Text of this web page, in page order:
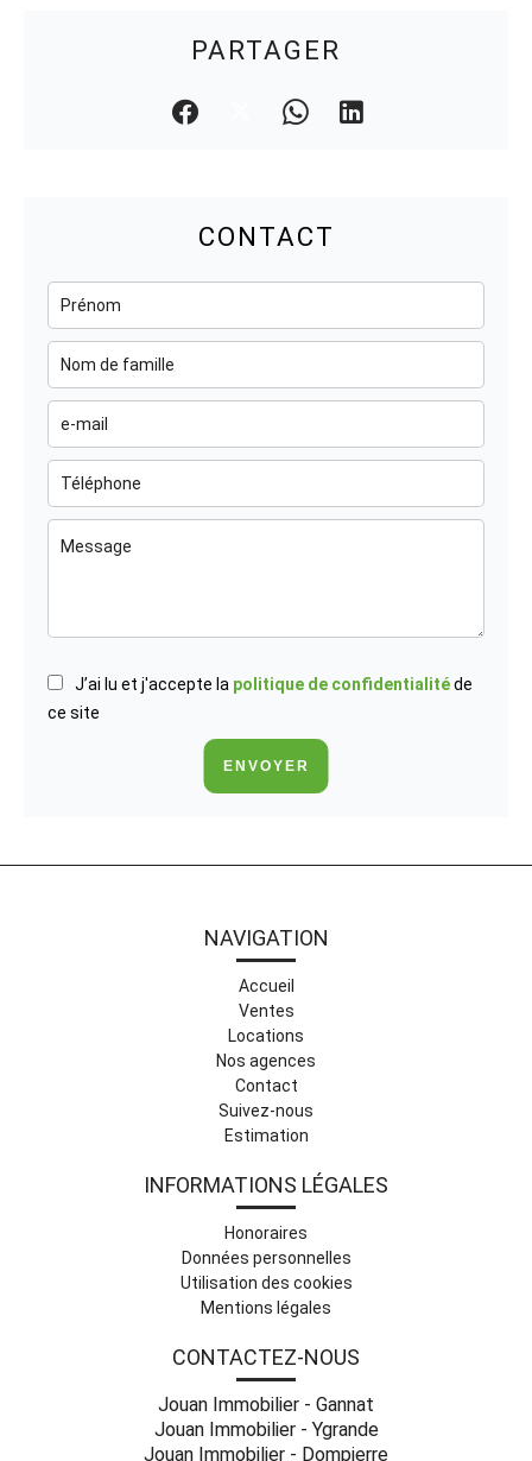
PARTAGER
CONTACT
J’ai lu et j'accepte la politique de confidentialitéde
ce site
ENVOYER
NAVIGATION
Accueil
Ventes
Locations
Nos agences
Contact
Suivez-nous
Estimation
INFORMATIONS LÉGALES
Honoraires
Données personnelles
Utilisation des cookies
Mentions légales
CONTACTEZ-NOUS
Jouan Immobilier - Gannat
Jouan Immobilier - Ygrande
Jouan Immobilier - Dompierre